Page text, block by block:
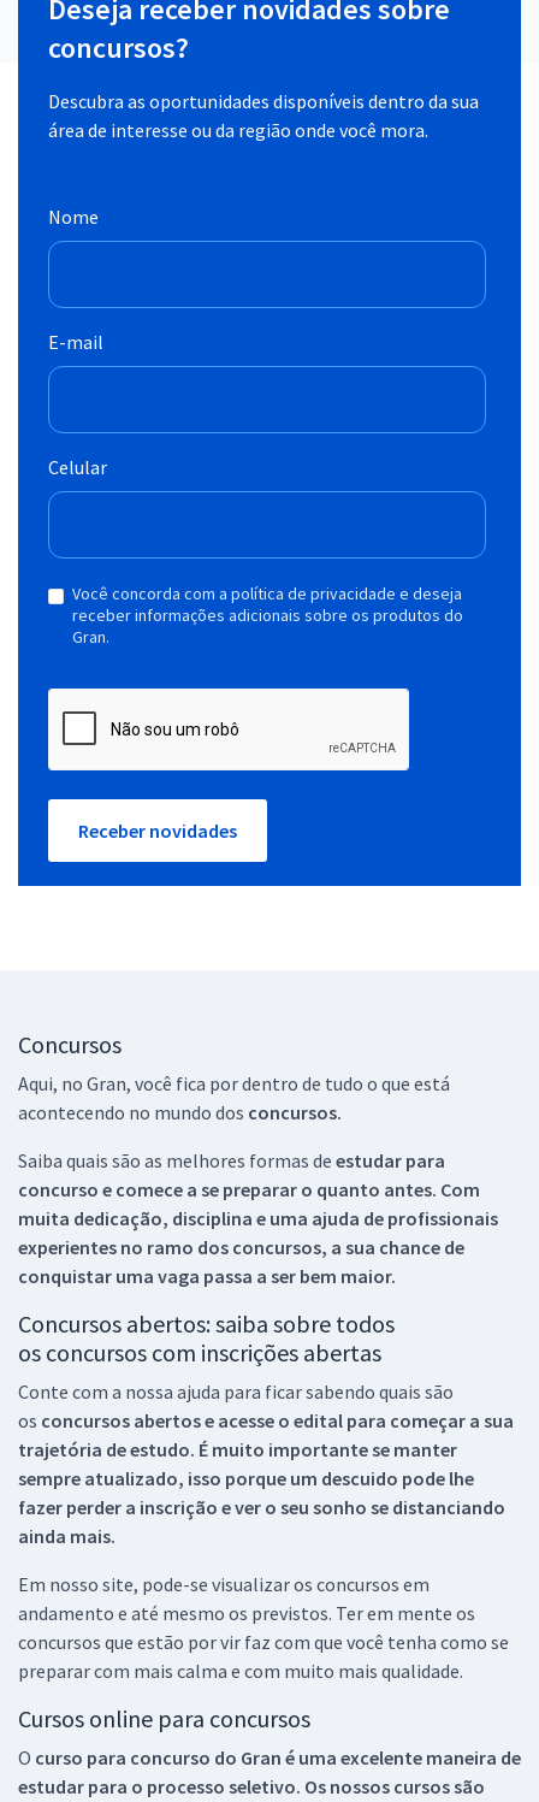
Deseja receber novidades sobre
concursos?
Descubra as oportunidades disponíveis dentro da sua
área de interesse ou da região onde você mora.
Nome
E-mail
Celular
Você concorda com a política de privacidade e deseja
receber informações adicionais sobre os produtos do
Gran.
Receber novidades
Concursos
Aqui, no Gran, você fica por dentro de tudo o que está
acontecendo no mundo dos concursos.
Saiba quais são as melhores formas de estudar para
concurso e comece a se preparar o quanto antes. Com
muita dedicação, disciplina e uma ajuda de profissionais
experientes no ramo dos concursos, a sua chance de
conquistar uma vaga passa a ser bem maior.
Concursos abertos: saiba sobre todos
os concursos com inscrições abertas
Conte com a nossa ajuda para ficar sabendo quais são
os concursos abertos e acesse o edital para começar a sua
trajetória de estudo. É muito importante se manter
sempre atualizado, isso porque um descuido pode lhe
fazer perder a inscrição e ver o seu sonho se distanciando
ainda mais.
Em nosso site, pode-se visualizar os concursos em
andamento e até mesmo os previstos. Ter em mente os
concursos que estão por vir faz com que você tenha como se
preparar com mais calma e com muito mais qualidade.
Cursos online para concursos
O curso para concurso do Gran é uma excelente maneira de
estudar para o processo seletivo. Os nossos cursos são